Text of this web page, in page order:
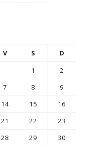
V S
D
1
2
7 8
9
14 15
16
21 22
23
28 29
30